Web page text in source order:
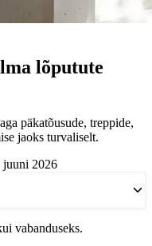
lõputute
päkatõusude, treppide,
jaoks turvaliselt.
juuni 2026
vabanduseks.